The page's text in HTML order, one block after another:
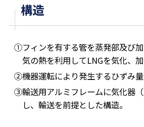
構造
①フィンを有する管を蒸発部及び
気の熱を利用してLNGを気化、加
②機器運転により発生するひずみ量
③輸送用アルミフレームに気化器
し、輸送を前提とした構造。